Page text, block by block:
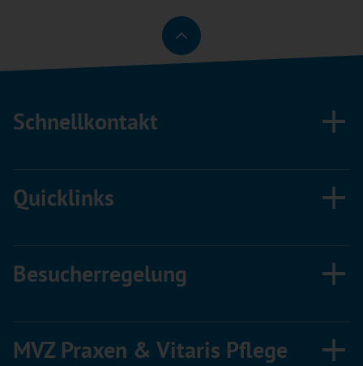
Schnellkontakt
Quicklinks
Besucherregelung
MVZ Praxen & Vitaris Pflege